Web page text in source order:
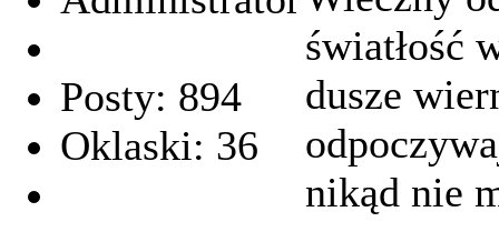
Posty: 894
Oklaski: 36
światłość
dusze
nikąd nie